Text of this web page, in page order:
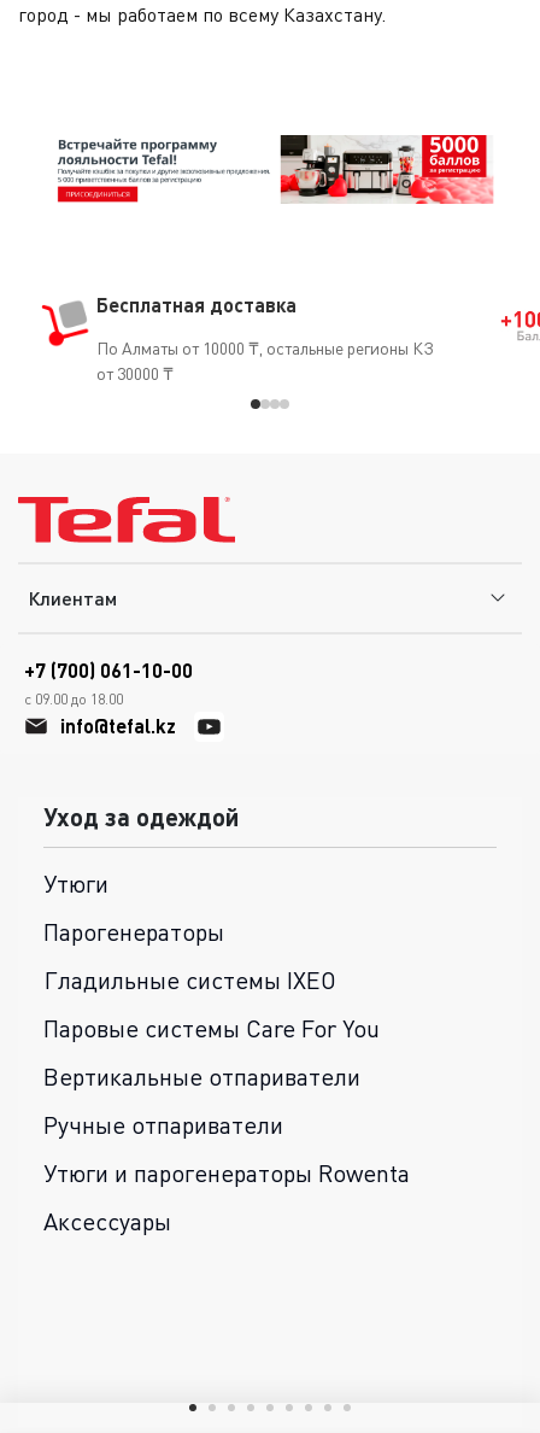
город - мы работаем по всему Казахстану.
Бесплатная доставка
По Алматы от 10000 ₸, остальные регионы КЗ
от 30000 ₸
Клиентам
+7 (700) 061-10-00
с 09.00 до 18.00
info@tefal.kz
Уход за одеждой
Утюги
Парогенераторы
Гладильные системы IXEO
Паровые системы Care For You
Вертикальные отпариватели
Ручные отпариватели
Утюги и парогенераторы Rowenta
Аксессуары